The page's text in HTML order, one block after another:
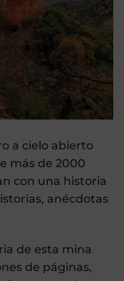
a cielo abierto
más de 2000
con una historia
anécdotas
de esta mina
de páginas,